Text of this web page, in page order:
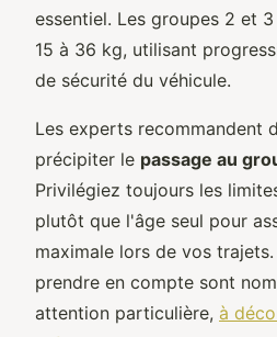
essentiel. Les groupes 2 et
15 à 36 kg, utilisant
de sécurité du véhicule.
Les experts recommandent
précipiter le passage au
Privilégiez toujours les
plutôt que l'âge seul pour
maximale lors de vos
prendre en compte sont
attention particulière, à